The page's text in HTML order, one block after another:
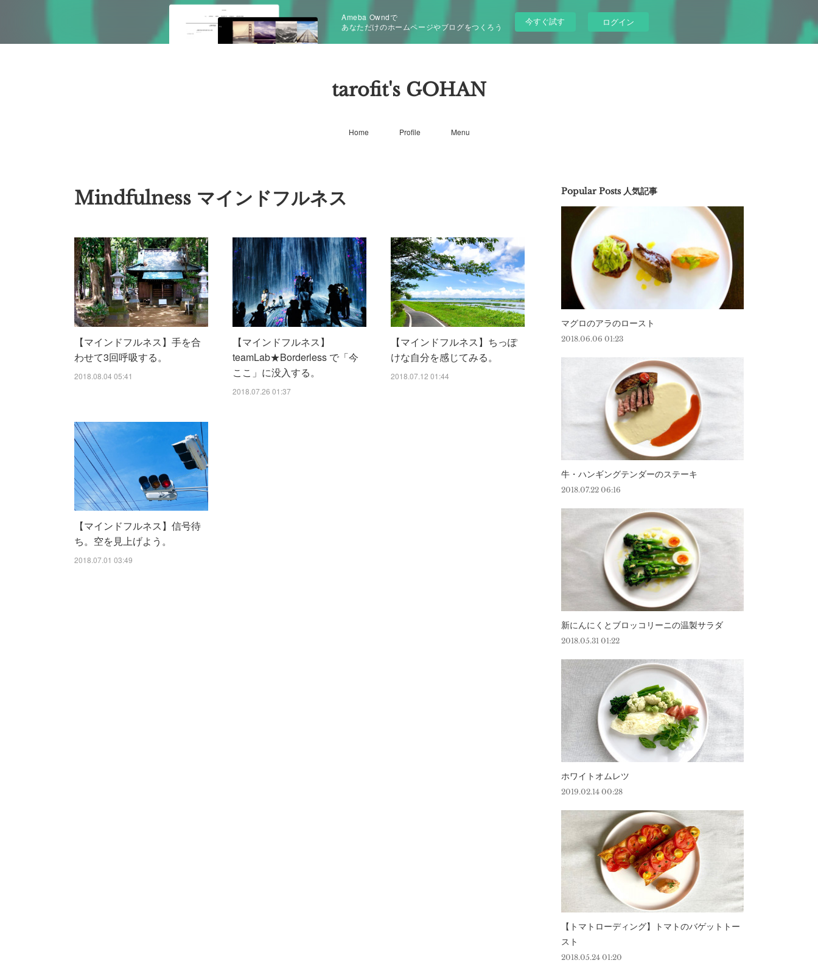
Ameba Owndで
あなただけのホームページやブログをつくろう
今すぐ試す ログイン
tarofit's GOHAN
Home Profile Menu
Mindfulness マインドフルネス
【マインドフルネス】手を合
わせて3回呼吸する。
2018.08.04 05:41
【マインドフルネス】
teamLab★Borderless で「今
ここ」に没入する。
2018.07.26 01:37
【マインドフルネス】ちっぽ
けな自分を感じてみる。
2018.07.12 01:44
【マインドフルネス】信号待
ち。空を見上げよう。
2018.07.01 03:49
Popular Posts 人気記事
マグロのアラのロースト
2018.06.06 01:23
牛・ハンギングテンダーのステーキ
2018.07.22 06:16
新にんにくとブロッコリーニの温製サラダ
2018.05.31 01:22
ホワイトオムレツ
2019.02.14 00:28
【トマトローディング】トマトのバゲットトー
スト
2018.05.24 01:20